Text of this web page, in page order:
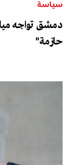
سياسة
دمشق تواجه
حازمة"